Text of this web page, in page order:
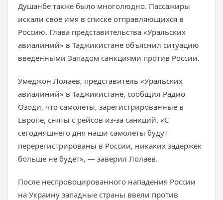
Душанбе также было многолюдно. Пассажиры
искали свое имя в списке отправляющихся в
Россию. Глава представительства «Уральских
авиалиний» в Таджикистане объяснил ситуацию
введенными Западом санкциями против России.
Умеджон Лолаев, представитель «Уральских
авиалиний» в Таджикистане, сообщил Радио
Озоди, что самолеты, зарегистрированные в
Европе, сняты с рейсов из-за санкций. «С
сегодняшнего дня наши самолеты будут
перерегистрированы в России, никаких задержек
больше не будет», — заверил Лолаев.
После неспровоцированного нападения России
на Украину западные страны ввели против